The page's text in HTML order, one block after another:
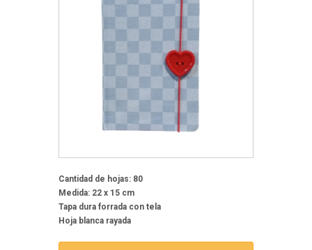
Cantidad de hojas: 80
Medida: 22 x 15 cm
Tapa dura forrada con tela
Hoja blanca rayada